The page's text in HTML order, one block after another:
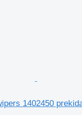
1402450